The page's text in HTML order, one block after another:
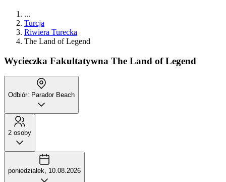
...
Turcja
Riwiera Turecka
The Land of Legend
Wycieczka Fakultatywna The Land of Legend
Odbiór: Parador Beach
2 osoby
poniedziałek, 10.08.2026